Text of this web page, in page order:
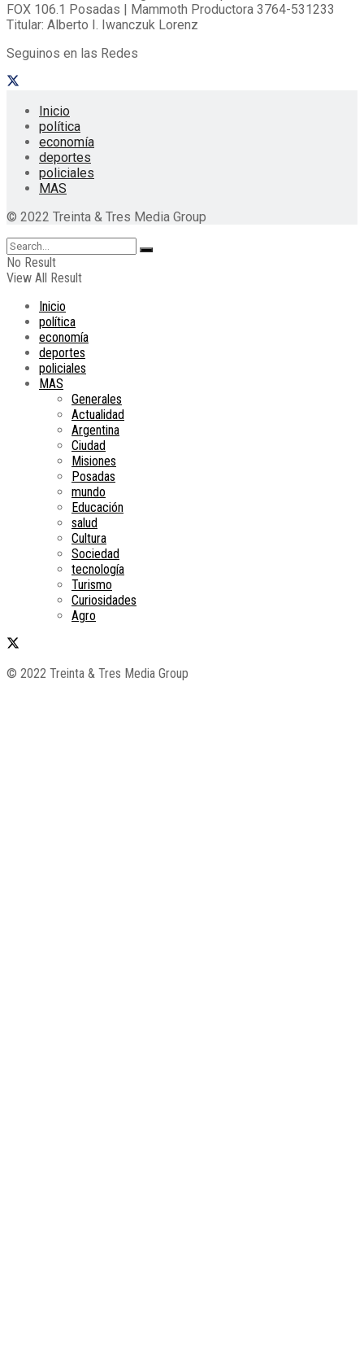
FOX 106.1 Posadas | Mammoth Productora 3764-531233
Titular: Alberto I. Iwanczuk Lorenz
Seguinos en las Redes
Inicio
política
economía
deportes
policiales
MAS
© 2022 Treinta & Tres Media Group
No Result
View All Result
Inicio
política
economía
deportes
policiales
MAS
Generales
Actualidad
Argentina
Ciudad
Misiones
Posadas
mundo
Educación
salud
Cultura
Sociedad
tecnología
Turismo
Curiosidades
Agro
© 2022 Treinta & Tres Media Group